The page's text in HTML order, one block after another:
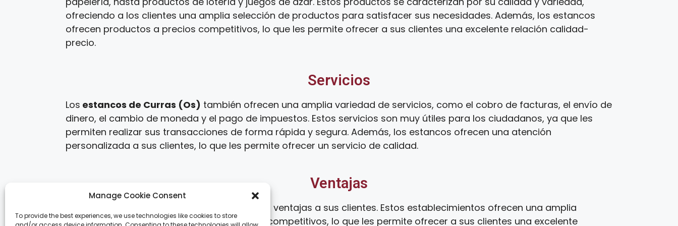
Manage Cookie Consent
To provide the best experiences, we use technologies like cookies to store
ofreciendo a los clientes una amplia selección de productos para satisfacer sus necesidades. Además, los estancos
ofrecen productos a precios competitivos, lo que les permite ofrecer a sus clientes una excelente relación calidad-
precio.
Servicios
Los estancos de Curras (Os) también ofrecen una amplia variedad de servicios, como el cobro de facturas, el envío de
dinero, el cambio de moneda y el pago de impuestos. Estos servicios son muy útiles para los ciudadanos, ya que les
permiten realizar sus transacciones de forma rápida y segura. Además, los estancos ofrecen una atención
personalizada a sus clientes, lo que les permite ofrecer un servicio de calidad.
Ventajas
ofrecen numerosas ventajas a sus clientes. Estos establecimientos ofrecen una amplia
variedad de productos y servicios a precios competitivos, lo que les permite ofrecer a sus clientes una excelente